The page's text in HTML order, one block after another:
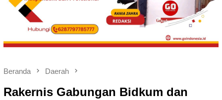
Beranda Daerah
Rakernis Gabungan Bidkum dan